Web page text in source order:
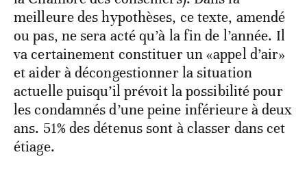
meilleure des hypothèses, ce texte, amendé
ou pas, ne sera acté qu’à la fin de l’année. Il
va certainement constituer un «appel d’air»
et aider à décongestionner la situation
actuelle puisqu’il prévoit la possibilité pour
les condamnés d’une peine inférieure à deux
ans. 51% des détenus sont à classer dans cet
étiage.